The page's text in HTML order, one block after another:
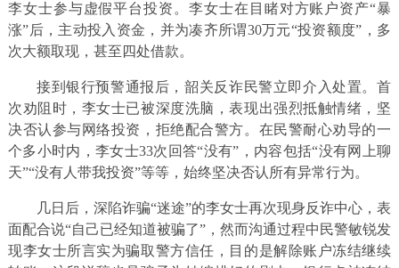
李女士参与虚假平台投资。李女士在目睹对方账户资产“暴
涨”后，主动投入资金，并为凑齐所谓30万元“投资额度”，多
次大额取现，甚至四处借款。
接到银行预警通报后，韶关反诈民警立即介入处置。首
次劝阻时，李女士已被深度洗脑，表现出强烈抵触情绪，坚
决否认参与网络投资，拒绝配合警方。在民警耐心劝导的一
个多小时内，李女士33次回答“没有”，内容包括“没有网上聊
天”“没有人带我投资”等等，始终坚决否认所有异常行为。
几日后，深陷诈骗“迷途”的李女士再次现身反诈中心，表
面配合说“自己已经知道被骗了”，然而沟通过程中民警敏锐发
现李女士所言实为骗取警方信任，目的是解除账户冻结继续